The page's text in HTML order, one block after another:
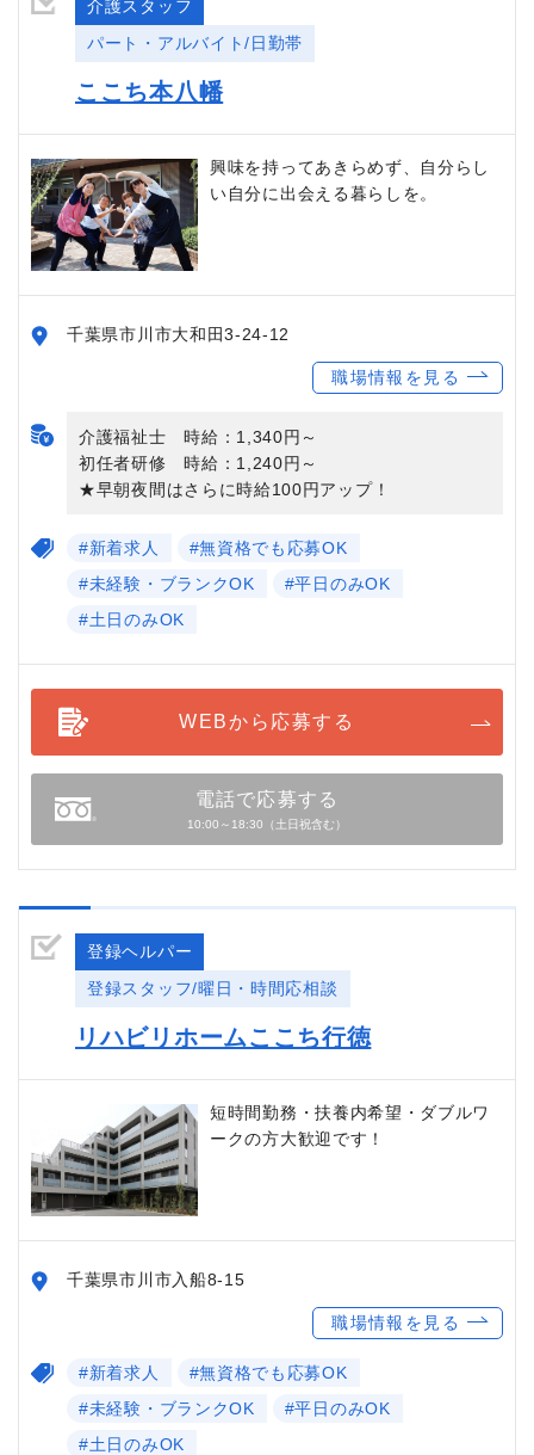
介護スタッフ
パート・アルバイト/日勤帯
ここち本八幡
興味を持ってあきらめず、自分らし
い自分に出会える暮らしを。
千葉県市川市大和田3-24-12
職場情報を見る
介護福祉士 時給：1,340円～
初任者研修 時給：1,240円～
★早朝夜間はさらに時給100円アップ！
#新着求人
#無資格でも応募OK
#未経験・ブランクOK
#平日のみOK
#土日のみOK
WEBから応募する
電話で応募する
10:00～18:30（土日祝含む）
登録ヘルパー
登録スタッフ/曜日・時間応相談
リハビリホームここち行徳
短時間勤務・扶養内希望・ダブルワ
ークの方大歓迎です！
千葉県市川市入船8-15
職場情報を見る
#新着求人
#無資格でも応募OK
#未経験・ブランクOK
#平日のみOK
#土日のみOK